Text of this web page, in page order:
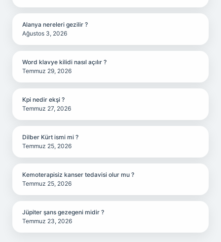
Alanya nereleri gezilir ?
Ağustos 3, 2026
Word klavye kilidi nasıl açılır ?
Temmuz 29, 2026
Kpi nedir ekşi ?
Temmuz 27, 2026
Dilber Kürt ismi mi ?
Temmuz 25, 2026
Kemoterapisiz kanser tedavisi olur mu ?
Temmuz 25, 2026
Jüpiter şans gezegeni midir ?
Temmuz 23, 2026